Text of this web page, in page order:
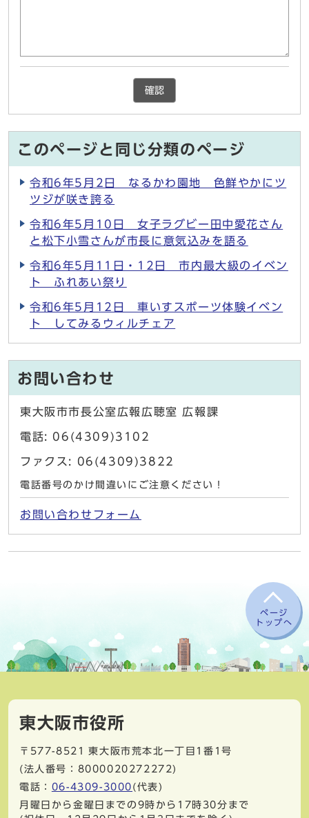
確認
このページと同じ分類のページ
令和6年5月2日 なるかわ園地 色鮮やかにツ
ツジが咲き誇る
令和6年5月10日 女子ラグビー田中愛花さん
と松下小雪さんが市長に意気込みを語る
令和6年5月11日・12日 市内最大級のイベン
ト ふれあい祭り
令和6年5月12日 車いすスポーツ体験イベン
ト してみるウィルチェア
お問い合わせ
東大阪市市長公室広報広聴室 広報課
電話: 06(4309)3102
ファクス: 06(4309)3822
電話番号のかけ間違いにご注意ください！
お問い合わせフォーム
ページ
トップへ
東大阪市役所
〒577-8521
東大阪市荒本北一丁目1番1号
(法人番号：8000020272272)
電話： 06-4309-3000 (代表)
月曜日から金曜日までの9時から17時30分まで